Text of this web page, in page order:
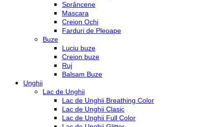
Sprâncene
Mascara
Creion Ochi
Farduri de Pleoape
Buze
Luciu buze
Creion buze
Ruj
Balsam Buze
Unghii
Lac de Unghii
Lac de Unghii Breathing Color
Lac de Unghii Clasic
Lac de Unghii Full Color